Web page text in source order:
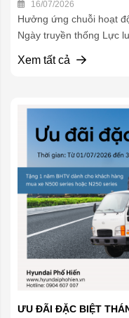
16/07/2026
Hưởng ứng chuỗi hoạt
Ngày truyền thống Lực
Xem tất cả
ƯU ĐÃI ĐẶC BIỆT